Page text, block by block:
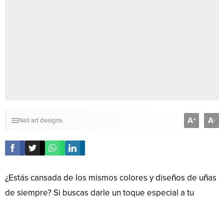
Nail art designs A+ A-
¿Estás cansada de los mismos colores y diseños de uñas
de siempre? Si buscas darle un toque especial a tu